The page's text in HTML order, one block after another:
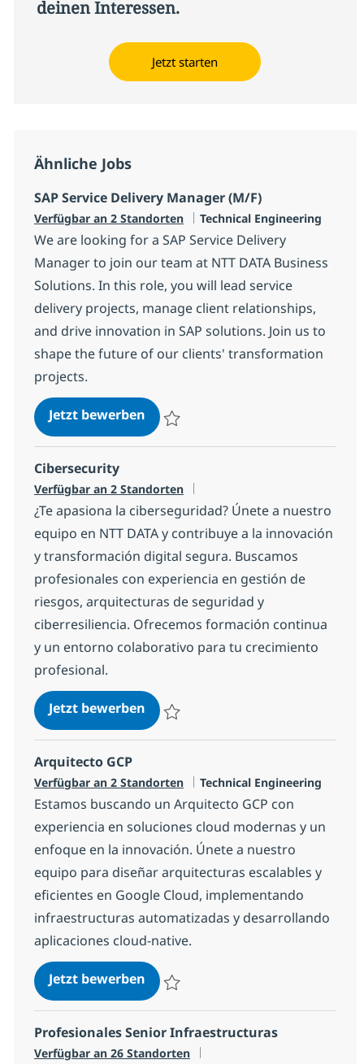
deinen Interessen.
Jetzt starten
Ähnliche Jobs
SAP Service Delivery Manager (M/F)
Verfügbar an 2 Standorten Kategorie
Technical Engineering
We are looking for a SAP Service Delivery
Manager to join our team at NTT DATA Business
Solutions. In this role, you will lead service
delivery projects, manage client relationships,
and drive innovation in SAP solutions. Join us to
shape the future of our clients' transformation
projects.
Jetzt bewerbenSAP Service Delivery Manager (M/
Cibersecurity
Verfügbar an 2 Standorten
¿Te apasiona la ciberseguridad? Únete a nuestro
equipo en NTT DATA y contribuye a la innovación
y transformación digital segura. Buscamos
profesionales con experiencia en gestión de
riesgos, arquitecturas de seguridad y
ciberresiliencia. Ofrecemos formación continua
y un entorno colaborativo para tu crecimiento
profesional.
Jetzt bewerbenCibersecurity
Arquitecto GCP
Verfügbar an 2 Standorten Kategorie
Technical Engineering
Estamos buscando un Arquitecto GCP con
experiencia en soluciones cloud modernas y un
enfoque en la innovación. Únete a nuestro
equipo para diseñar arquitecturas escalables y
eficientes en Google Cloud, implementando
infraestructuras automatizadas y desarrollando
aplicaciones cloud-native.
Jetzt bewerbenArquitecto GCP
Profesionales Senior Infraestructuras
Verfügbar an 26 Standorten